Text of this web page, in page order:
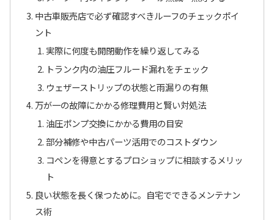
中古車販売店で必ず確認すべきルーフのチェックポイ
ント
実際に何度も開閉動作を繰り返してみる
トランク内の油圧フルード漏れをチェック
ウェザーストリップの状態と雨漏りの有無
万が一の故障にかかる修理費用と賢い対処法
油圧ポンプ交換にかかる費用の目安
部分補修や中古パーツ活用でのコストダウン
コペンを得意とするプロショップに相談するメリッ
ト
良い状態を長く保つために。自宅でできるメンテナン
ス術